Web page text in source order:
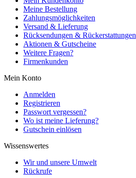
Meine Bestellung
Zahlungsmöglichkeiten
Versand & Lieferung
Rücksendungen & Rückerstattungen
Aktionen & Gutscheine
Weitere Fragen?
Firmenkunden
Mein Konto
Anmelden
Registrieren
Passwort vergessen?
Wo ist meine Lieferung?
Gutschein einlösen
Wissenswertes
Wir und unsere Umwelt
Rückrufe